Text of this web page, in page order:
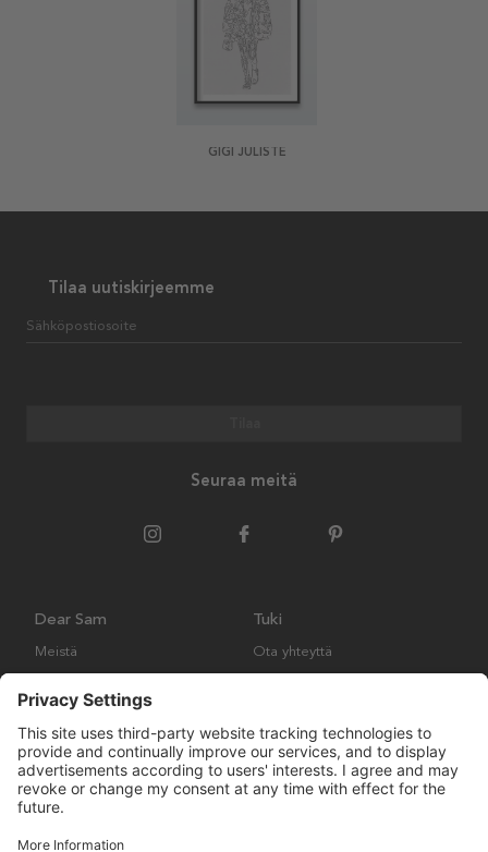
GIGI JULISTE
Tilaa uutiskirjeemme
Sähköpostiosoite
Seuraa meitä
Dear Sam
Meistä
Tuki
Ota yhteyttä
Palautukset ja vaatimukset